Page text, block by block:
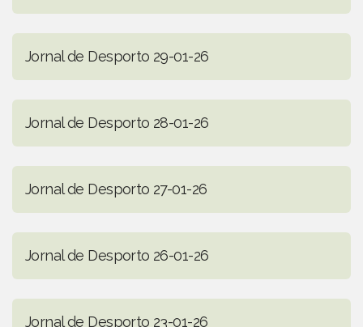
Jornal de Desporto 29-01-26
Jornal de Desporto 28-01-26
Jornal de Desporto 27-01-26
Jornal de Desporto 26-01-26
Jornal de Desporto 23-01-26